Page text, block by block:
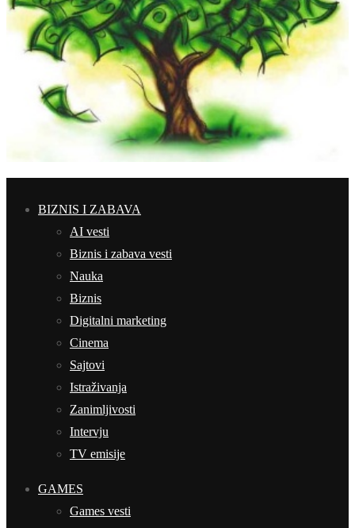
BIZNIS I ZABAVA
AI vesti
Biznis i zabava vesti
Nauka
Biznis
Digitalni marketing
Cinema
Sajtovi
Istraživanja
Zanimljivosti
Intervju
TV emisije
GAMES
Games vesti